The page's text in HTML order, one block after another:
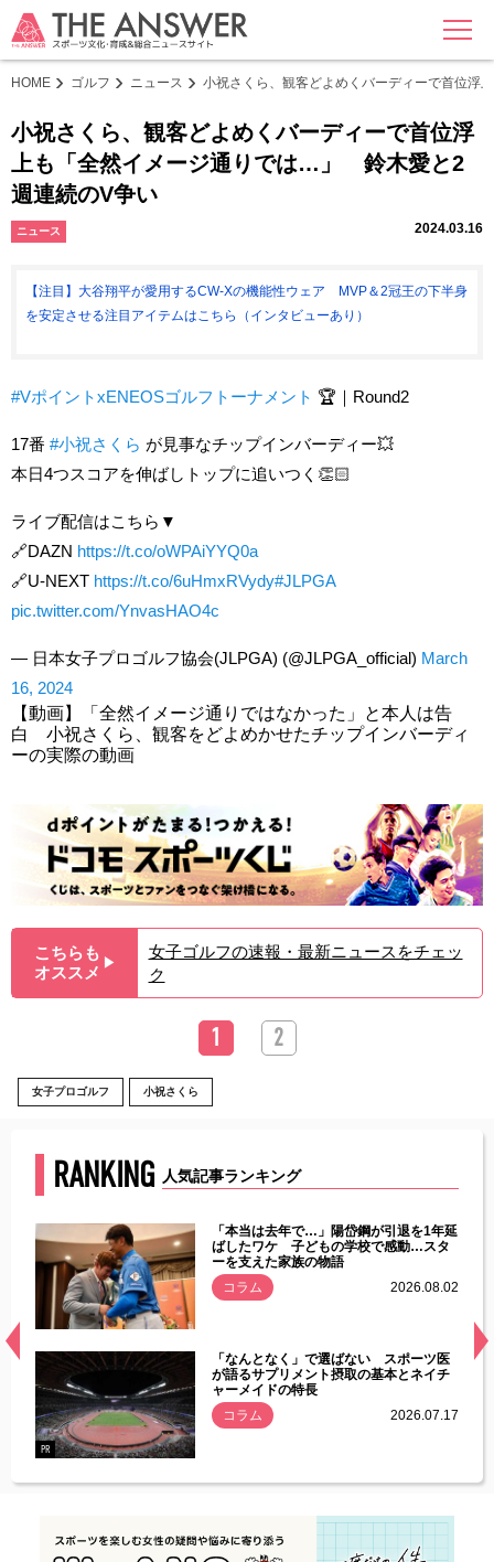
MENU
HOME ゴルフ ニュース 小祝さくら、観客どよめくバーディーで首位
小祝さくら、観客どよめくバーディーで首位浮
上も「全然イメージ通りでは…」 鈴木愛と2
週連続のV争い
ニュース 2024.03.16
【注目】大谷翔平が愛用するCW-Xの機能性ウェア MVP＆2冠王の下半身
を安定させる注目アイテムはこちら（インタビューあり）
#VポイントxENEOSゴルフトーナメント 🏆｜Round2
17番 #小祝さくら が見事なチップインバーディー💥
本日4つスコアを伸ばしトップに追いつく👏🏻
ライブ配信はこちら▼
🔗DAZN https://t.co/oWPAiYYQ0a
🔗U-NEXT https://t.co/6uHmxRVydy#JLPGA
pic.twitter.com/YnvasHAO4c
— 日本女子プロゴルフ協会(JLPGA) (@JLPGA_official) March
16, 2024
【動画】「全然イメージ通りではなかった」と本人は告
白 小祝さくら、観客をどよめかせたチップインバーディ
ーの実際の動画
こちらも
オススメ ▶︎
女子ゴルフの速報・最新ニュースをチェッ
ク
1 2
女子プロゴルフ 小祝さくら
RANKING 人気記事ランキング
常
「本当は去年で…」陽岱鋼が引退を1年延
ばしたワケ 子どもの学校で感動…スタ
ーを支えた家族の物語
コラム
2026.08.02
PR
「なんとなく」で選ばない スポーツ医
が語るサプリメント摂取の基本とネイチ
ャーメイドの特長
コラム
2026.07.17